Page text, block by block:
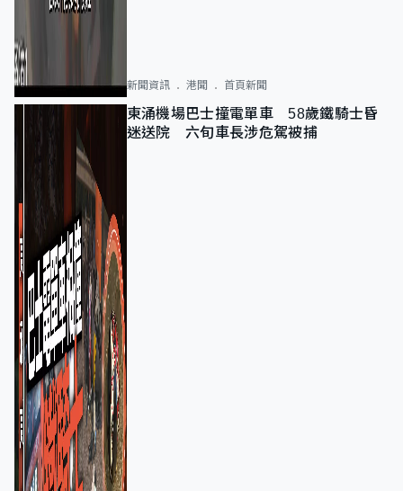
新聞資訊 港聞 首頁新聞
東涌機場巴士撞電單車 58歲鐵騎士昏
迷送院 六旬車長涉危駕被捕